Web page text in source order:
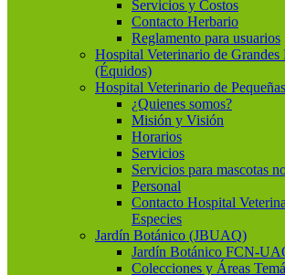
Servicios y Costos
Contacto Herbario
Reglamento para usuarios
Hospital Veterinario de Grandes
(Équidos)
Hospital Veterinario de
¿Quienes somos?
Misión y Visión
Horarios
Servicios
Servicios para mascotas
Personal
Contacto Hospital
Especies
Jardín Botánico (JBUAQ)
Jardín Botánico FCN-
Colecciones y Áreas